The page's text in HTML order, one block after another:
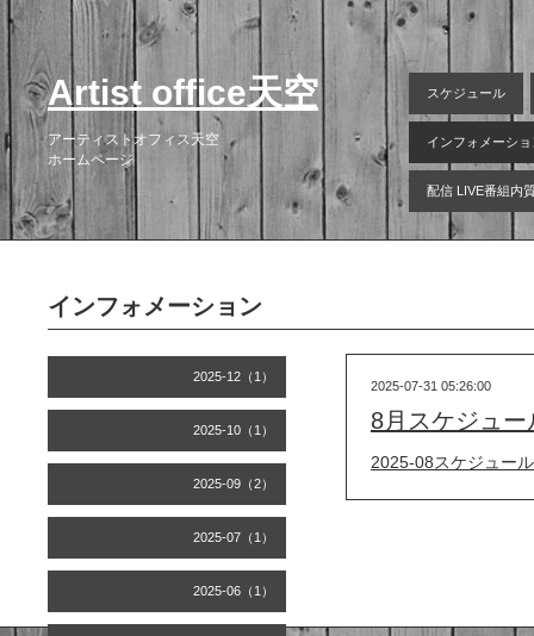
Artist office天空
アーティストオフィス天空
ホームページ
スケジュール
インフォメーショ
配信 LIVE番組内
2025-12（1）
2025-10（1）
2025-09（2）
2025-07（1）
2025-06（1）
インフォメーション
2025-07-31 05:26:00
8月スケジュ
2025-08スケジュール